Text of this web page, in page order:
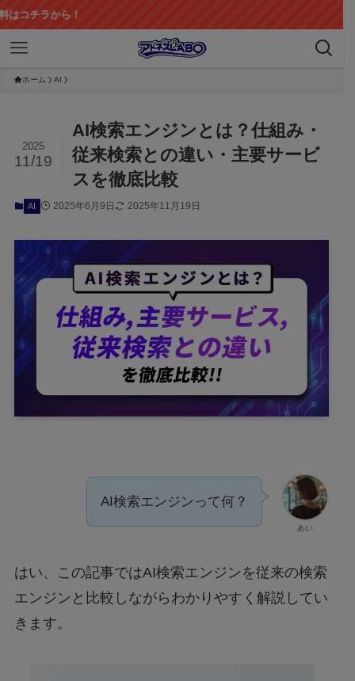
ホーム AI
AI検索エンジンとは？仕組み・
従来検索との違い・主要サービ
スを徹底比較
2025
11/19
AI 2025年6月9日 2025年11月19日
あい
AI検索エンジンって何？
はい、この記事ではAI検索エンジンを従来の検索
エンジンと比較しながらわかりやすく解説してい
きます。